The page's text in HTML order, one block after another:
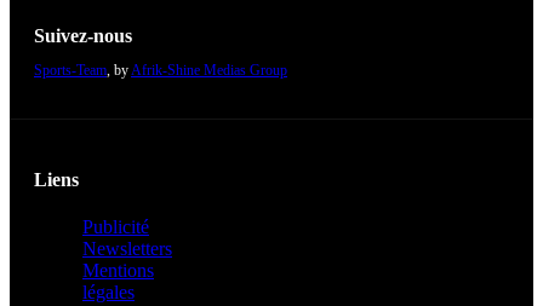
Suivez-nous
Sports-Team , by Afrik-Shine Medias Group
Liens
Publicité
Newsletters
Mentions
légales